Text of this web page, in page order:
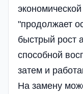
"продолжает
быстрый рост
способной
затем и
На замену